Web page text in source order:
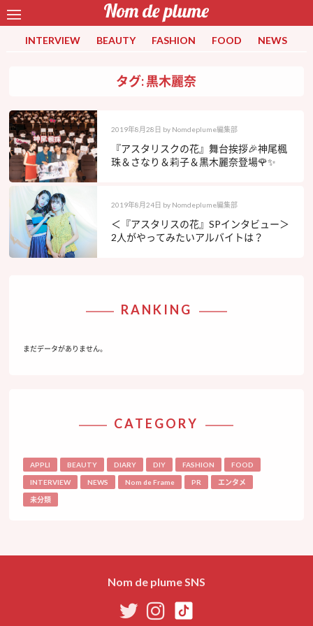
INTERVIEW BEAUTY FASHION FOOD NEWS
タグ: 黒木麗奈
2019年8月28日 by Nomdeplume編集部
『アスタリスクの花』舞台挨拶🎉神尾楓
珠＆さなり＆莉子＆黒木麗奈登場🌹✨
2019年8月24日 by Nomdeplume編集部
＜『アスタリスの花』SPインタビュー＞
2人がやってみたいアルバイトは？
RANKING
まだデータがありません。
CATEGORY
APPLI BEAUTY DIARY DIY FASHION FOOD
INTERVIEW NEWS Nom de Frame PR エンタメ
未分類
Nom de plume SNS